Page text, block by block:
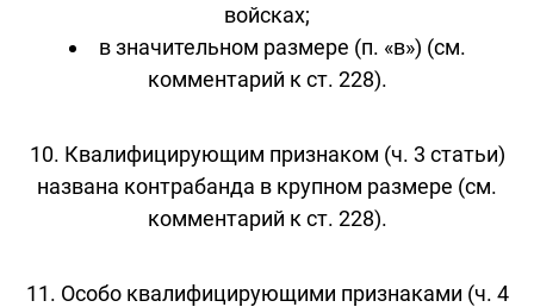
войсках;
в значительном размере (п. «в») (см.
комментарий к ст. 228).
10. Квалифицирующим признаком (ч. 3 статьи)
названа контрабанда в крупном размере (см.
комментарий к ст. 228).
11. Особо квалифицирующими признаками (ч. 4